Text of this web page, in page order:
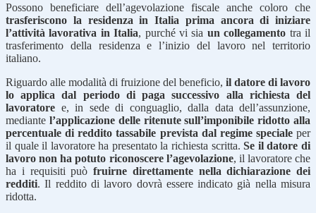
Possono beneficiare dell’agevolazione fiscale anche coloro che
trasferiscono la residenza in Italia prima ancora di iniziare
l’attività lavorativa in Italia, purché vi sia un collegamento tra il
trasferimento della residenza e l’inizio del lavoro nel territorio
italiano.
Riguardo alle modalità di fruizione del beneficio, il datore di lavoro
lo applica dal periodo di paga successivo alla richiesta del
lavoratore e, in sede di conguaglio, dalla data dell’assunzione,
mediante l’applicazione delle ritenute sull’imponibile ridotto alla
percentuale di reddito tassabile prevista dal regime specialeper
il quale il lavoratore ha presentato la richiesta scritta.Se il datore di
lavoro non ha potuto riconoscere l’agevolazione, il lavoratore che
ha i requisiti può fruirne direttamente nella dichiarazione dei
redditi. Il reddito di lavoro dovrà essere indicato già nella misura
ridotta.